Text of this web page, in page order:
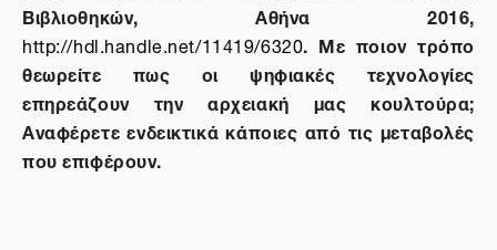
Βιβλιοθηκών, Αθήνα 2016,
http://hdl.handle.net/11419/6320. Με ποιον τρόπο
θεωρείτε πως οι ψηφιακές τεχνολογίες
επηρεάζουν την αρχειακή μας κουλτούρα;
Αναφέρετε ενδεικτικά κάποιες από τις μεταβολές
που επιφέρουν.